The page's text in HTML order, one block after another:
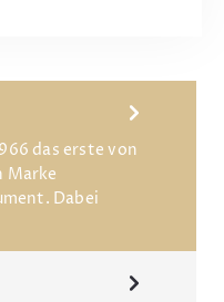
das erste von
Marke
Dabei